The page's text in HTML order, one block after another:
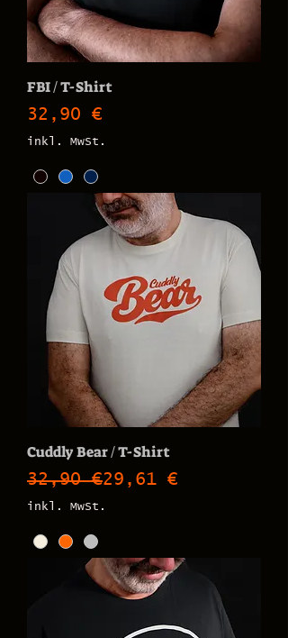
FBI / T-Shirt
Preis
32,90 €
inkl. MwSt.
Cuddly Bear / T-Shirt
Standardpreis
32,90 €
Sale-Preis29,61 €
inkl. MwSt.